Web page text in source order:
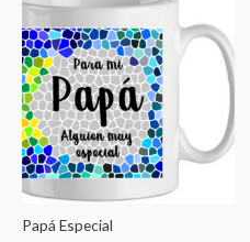
Papá Especial